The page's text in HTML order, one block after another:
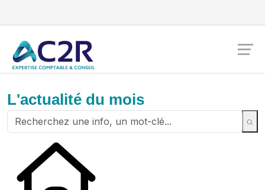
L'actualité du mois